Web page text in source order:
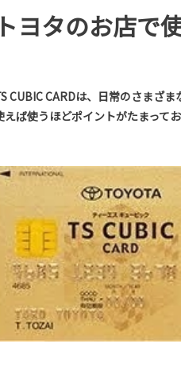
トヨタのお店で
CUBIC CARDは、日常のさまざ
えば使うほどポイントがたまって